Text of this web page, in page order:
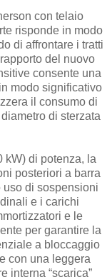
con telaio
risponde in modo
di affrontare i tratti
del nuovo
consente una
modo significativo
il consumo di
di sterzata
kW) di potenza, la
posteriori a barra
di sospensioni
e i carichi
e le
per garantire la
a bloccaggio
con una leggera
interna “scarica”